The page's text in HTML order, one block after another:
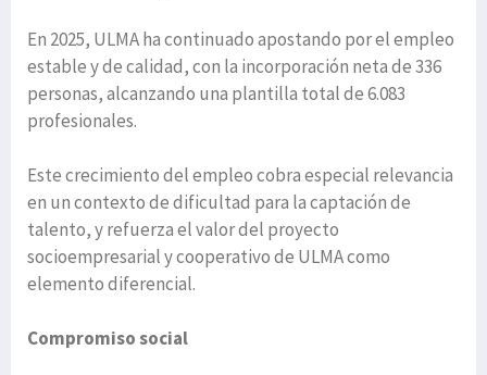
En 2025, ULMA ha continuado apostando por el empleo
estable y de calidad, con la incorporación neta de 336
personas, alcanzando una plantilla total de 6.083
profesionales.
Este crecimiento del empleo cobra especial relevancia
en un contexto de dificultad para la captación de
talento, y refuerza el valor del proyecto
socioempresarial y cooperativo de ULMA como
elemento diferencial.
Compromiso social